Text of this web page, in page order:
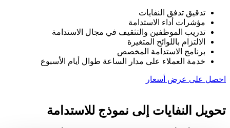
تدقيق تدفق النفايات
مؤشرات أداء الاستدامة
تدريب الموظفين والتثقيف في مجال الاستدامة
الالتزام باللوائح المتغيرة
برنامج الاستدامة المخصص
خدمة العملاء على مدار الساعة طوال أيام الأسبوع
احصل على عرض أسعار
تحويل النفايات إلى نموذج للاستدامة